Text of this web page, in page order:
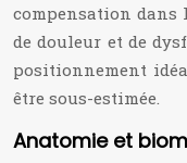
compensation dans
de douleur et de
positionnement
être sous-estimée.
Anatomie et